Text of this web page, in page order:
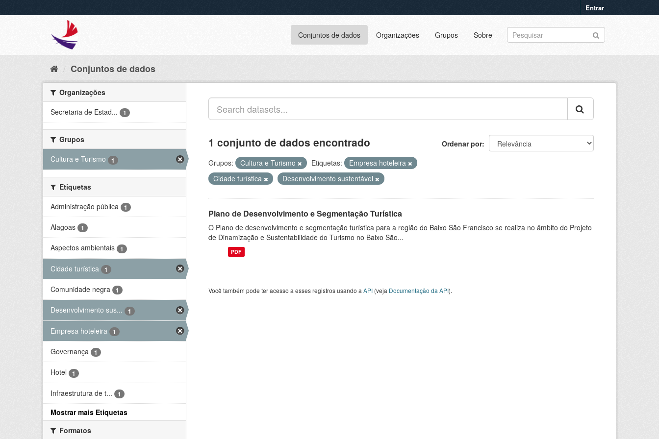
Entrar
Conjuntos de dados Organizações Grupos Sobre
Conjuntos de dados
Organizações
Secretaria de Estad...
1
Grupos
Cultura e Turismo
1
Etiquetas
Administração pública
1
Alagoas 1
Aspectos ambientais 1
Cidade turística 1
Comunidade negra 1
Desenvolvimento sus... 1
Empresa hoteleira 1
Governança 1
Hotel 1
Infraestrutura de t... 1
Mostrar mais Etiquetas
Formatos
Ordenar por
1 conjunto de dados encontrado
Grupos: Cultura e Turismo Etiquetas:
Empresa hoteleira
Cidade turística
Desenvolvimento sustentável
Plano de Desenvolvimento e Segmentação Turística
O Plano de desenvolvimento e segmentação turística para a região do Baixo São Francisco se realiza no âmbito do Projeto
de Dinamização e Sustentabilidade do Turismo no Baixo São...
PDF
Você também pode ter acesso a esses registros usando a API (veja Documentação da API).